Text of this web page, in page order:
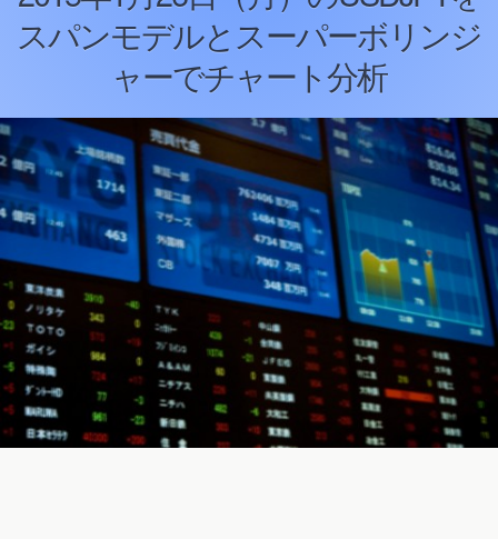
スパンモデルとスーパーボリンジ
ャーでチャート分析